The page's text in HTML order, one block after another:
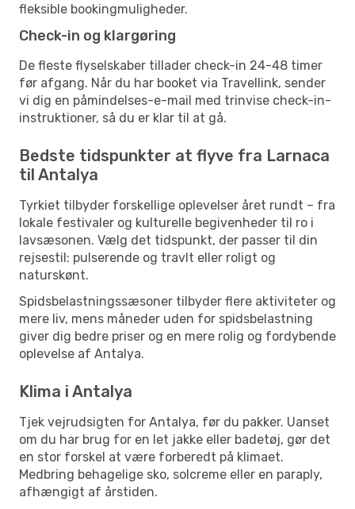
fleksible bookingmuligheder.
Check-in og klargøring
De fleste flyselskaber tillader check-in 24-48 timer
før afgang. Når du har booket via Travellink, sender
vi dig en påmindelses-e-mail med trinvise check-in-
instruktioner, så du er klar til at gå.
Bedste tidspunkter at flyve fra Larnaca
til Antalya
Tyrkiet tilbyder forskellige oplevelser året rundt – fra
lokale festivaler og kulturelle begivenheder til ro i
lavsæsonen. Vælg det tidspunkt, der passer til din
rejsestil: pulserende og travlt eller roligt og
naturskønt.
Spidsbelastningssæsoner tilbyder flere aktiviteter og
mere liv, mens måneder uden for spidsbelastning
giver dig bedre priser og en mere rolig og fordybende
oplevelse af Antalya.
Klima i Antalya
Tjek vejrudsigten for Antalya, før du pakker. Uanset
om du har brug for en let jakke eller badetøj, gør det
en stor forskel at være forberedt på klimaet.
Medbring behagelige sko, solcreme eller en paraply,
afhængigt af årstiden.